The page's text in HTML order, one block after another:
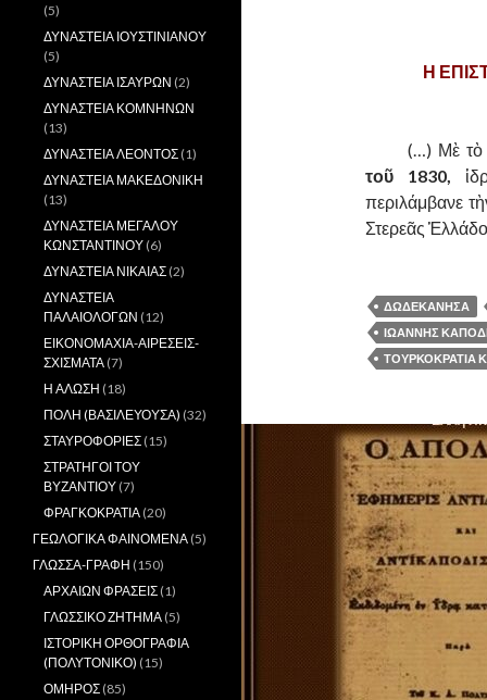
Η
(…) Μὲ τὸ
τοῦ 1830,
περιλάμβανε
Στερεᾶς
ΔΩΔΕΚΑΝΗΣΑ
ΙΩΑΝΝΗΣ
ΤΟΥΡΚΟΚΡΑΤΙΑ
(5)
ΔΥΝΑΣΤΕΙΑ ΙΟΥΣΤΙΝΙΑΝΟΥ
(5)
ΔΥΝΑΣΤΕΙΑ ΙΣΑΥΡΩΝ (2)
ΔΥΝΑΣΤΕΙΑ ΚΟΜΝΗΝΩΝ
(13)
ΔΥΝΑΣΤΕΙΑ ΛΕΟΝΤΟΣ (1)
ΔΥΝΑΣΤΕΙΑ ΜΑΚΕΔΟΝΙΚΗ
(13)
ΔΥΝΑΣΤΕΙΑ ΜΕΓΑΛΟΥ
ΚΩΝΣΤΑΝΤΙΝΟΥ (6)
ΔΥΝΑΣΤΕΙΑ ΝΙΚΑΙΑΣ (2)
ΔΥΝΑΣΤΕΙΑ
ΠΑΛΑΙΟΛΟΓΩΝ (12)
ΕΙΚΟΝΟΜΑΧΙΑ-ΑΙΡΕΣΕΙΣ-
ΣΧΙΣΜΑΤΑ (7)
Η ΑΛΩΣΗ (18)
ΠΟΛΗ (ΒΑΣΙΛΕΥΟΥΣΑ) (32)
ΣΤΑΥΡΟΦΟΡΙΕΣ (15)
ΣΤΡΑΤΗΓΟΙ ΤΟΥ
ΒΥΖΑΝΤΙΟΥ (7)
ΦΡΑΓΚΟΚΡΑΤΙΑ (20)
ΓΕΩΛΟΓΙΚΑ ΦΑΙΝΟΜΕΝΑ (5)
ΓΛΩΣΣΑ-ΓΡΑΦΗ (150)
ΑΡΧΑΙΩΝ ΦΡΑΣΕΙΣ (1)
ΓΛΩΣΣΙΚΟ ΖΗΤΗΜΑ (5)
ΙΣΤΟΡΙΚΗ ΟΡΘΟΓΡΑΦΙΑ
(ΠΟΛΥΤΟΝΙΚΟ) (15)
ΟΜΗΡΟΣ (85)